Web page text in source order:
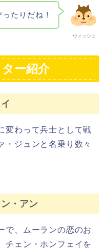
ウィッシュ
たりだね！
ー紹介
変わって兵士として戦
・ジュンと名乗り数々
・アン
で、ムーランの恋のお
チェン・ホンフェイを